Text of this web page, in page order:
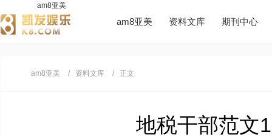
am8亚美
am8亚美 资料文库 期刊中心
am8亚美 资料文库 正文
地税干部范文